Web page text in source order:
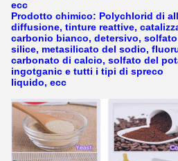
ecc
Prodotto chimico: Polychlorid di
diffusione, tinture reattive,
carbonio bianco, detersivo,
silice, metasilicato del sodio,
carbonato di calcio, solfato del
ingotganic e tutti i tipi di spreco
liquido, ecc